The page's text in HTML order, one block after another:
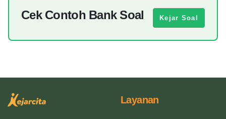
Cek Contoh Bank Soal Kejar Soal
Layanan